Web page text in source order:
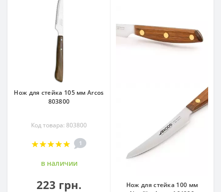
Нож для стейка 105 мм Arcos
803800
Код товара: 803800
1
в наличии
223 грн.
Нож для стейка 100 мм